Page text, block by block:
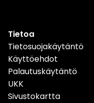
Tietoa
Tietosuojakäytäntö
Käyttöehdot
Palautuskäytäntö
UKK
Sivustokartta